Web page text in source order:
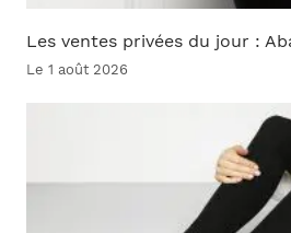
Les ventes privées du jour :
Le 1 août 2026